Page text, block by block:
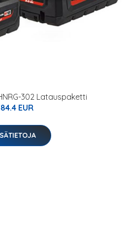
302 Latauspaketti
EUR